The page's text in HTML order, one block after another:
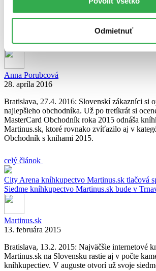
Odmietnuť
MasterCard Obchodník roka: Martinus.sk tretí
absolútnym víťazom
Anna Porubcová
28. apríla 2016
Bratislava, 27.4. 2016: Slovenskí zákazníci si
najlepšieho obchodníka. Už po tretíkrát si
MasterCard Obchodník roka 2015 odnáša
Martinus.sk, ktoré rovnako zvíťazilo aj v
Obchodník s knihami 2015.
celý článok
City Arena kníhkupectvo Martinus.sk tlačová
Siedme kníhkupectvo Martinus.sk bude v
Martinus.sk
13. februára 2015
Bratislava, 13.2. 2015: Najväčšie internetové
Martinus.sk na Slovensku rastie aj v počte
kníhkupectiev. V auguste otvorí už svoje